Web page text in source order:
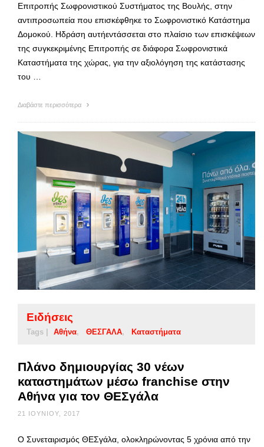
Επιτροπής Σωφρονιστικού Συστήματος της Βουλής, στην
αντιπροσωπεία που επισκέφθηκε το Σωφρονιστικό Κατάστημα
Δομοκού. Ηδράση αυτήεντάσσεται στο πλαίσιο των επισκέψεων
της συγκεκριμένης Επιτροπής σε διάφορα Σωφρονιστικά
Καταστήματα της χώρας, για την αξιολόγηση της κατάστασης
του …
Διαβάστε περισσότερα
Ειδήσεις
Tags | Αθήνα ΘΕΣΓΑΛΑ Καταστήματα
Πλάνο δημιουργίας 30 νέων
καταστημάτων μέσω franchise στην
Αθήνα για τον ΘΕΣγάλα
21 ΙΟΥΝΊΟΥ, 2017
Ο Συνεταιρισμός ΘΕΣγάλα, ολοκληρώνοντας 5 χρόνια από την